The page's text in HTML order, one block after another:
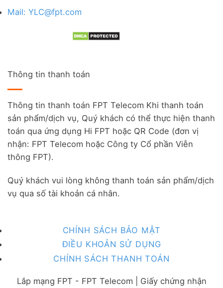
Mail: YLC@fpt.com
Thông tin thanh toán
Thông tin thanh toán FPT Telecom Khi thanh toán
sản phẩm/dịch vụ, Quý khách có thể thực hiện thanh
toán qua ứng dụng Hi FPT hoặc QR Code (đơn vị
nhận: FPT Telecom hoặc Công ty Cổ phần Viễn
thông FPT).
Quý khách vui lòng không thanh toán sản phẩm/dịch
vụ qua số tài khoản cá nhân.
CHÍNH SÁCH BẢO MẬT
ĐIỀU KHOẢN SỬ DỤNG
CHÍNH SÁCH THANH TOÁN
Lắp mạng FPT - FPT Telecom | Giấy chứng nhận